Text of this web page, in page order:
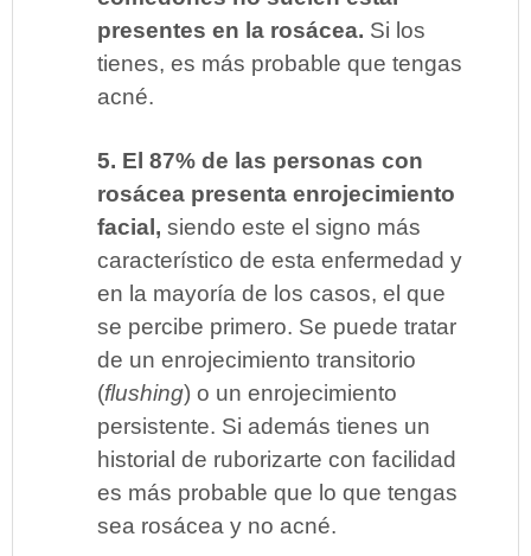
presentes en la rosácea. Si los
tienes, es más probable que tengas
acné.
5. El 87% de las personas con
rosácea presenta enrojecimiento
facial, siendo este el signo más
característico de esta enfermedad y
en la mayoría de los casos, el que
se percibe primero. Se puede tratar
de un enrojecimiento transitorio
(flushing) o un enrojecimiento
persistente. Si además tienes un
historial de ruborizarte con facilidad
es más probable que lo que tengas
sea rosácea y no acné.